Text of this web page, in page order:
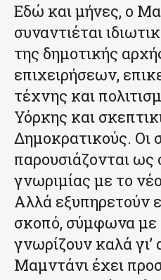
Εδώ και μήνες, ο
συναντιέται
της δημοτικής
επιχειρήσεων,
τέχνης και
Υόρκης και
Δημοκρατικούς. Οι
παρουσιάζονται ως
γνωριμίας με το
Αλλά εξυπηρετούν
σκοπό, σύμφωνα με
γνωρίζουν καλά γι’
Μαμντάνι έχει